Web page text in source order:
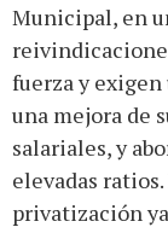
Municipal, en
fuerza y
una mejora de
salariales, y
elevadas
privatización